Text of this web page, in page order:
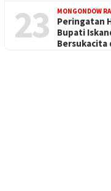
23 MONGONDOW
Peringatan
Bupati
Bersukacita